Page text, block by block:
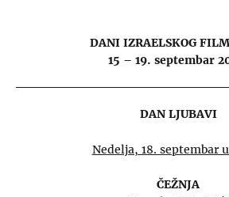
DANI IZRAELSKOG
15 – 19. septembar
DAN LJUBAVI
Nedelja, 18. septembar
ČEŽNJA